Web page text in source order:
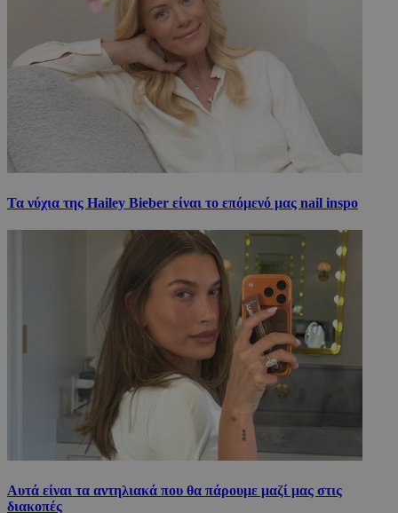
Τα νύχια της Hailey Bieber είναι το επόμενό μας nail inspo
Αυτά είναι τα αντηλιακά που θα πάρουμε μαζί μας στις
διακοπές